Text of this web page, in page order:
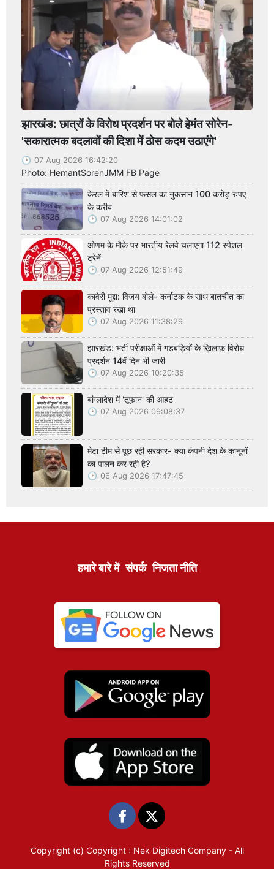
झारखंड: छात्रों के विरोध प्रदर्शन पर बोले हेमंत सोरेन-
'सकारात्मक बदलावों की दिशा में ठोस कदम उठाएंगे'
07 Aug 2026 16:42:20
Photo: HemantSorenJMM FB Page
केरल में बारिश से फसल का नुकसान 100 करोड़ रुपए
के करीब
07 Aug 2026 14:01:02
ओणम के मौके पर भारतीय रेलवे चलाएगा 112 स्पेशल
ट्रेनें
07 Aug 2026 12:51:49
कावेरी मुद्दा: विजय बोले- कर्नाटक के साथ बातचीत का
प्रस्ताव रखा था
07 Aug 2026 11:38:29
झारखंड: भर्ती परीक्षाओं में गड़बड़ियों के ख़िलाफ़ विरोध
प्रदर्शन 14वें दिन भी जारी
07 Aug 2026 10:20:35
बांग्लादेश में 'तूफान' की आहट
07 Aug 2026 09:08:37
मेटा टीम से पूछ रही सरकार- क्या कंपनी देश के कानूनों
का पालन कर रही है?
06 Aug 2026 17:47:45
हमारे बारे में संपर्क निजता नीति
Copyright (c) Copyright : Nek Digitech Company- All
Rights Reserved